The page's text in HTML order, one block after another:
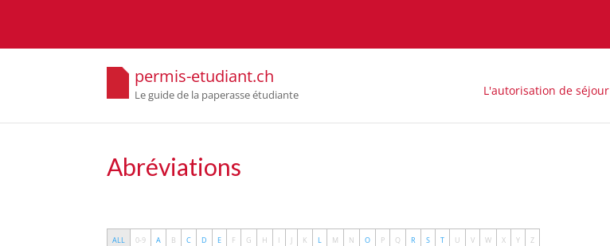
permis-etudiant.ch
Le guide de la paperasse étudiante L'autorisation de séjour
Abréviations
ALL 0-9 A B C D E F G H I J K L M N O P Q R S T U V W X Y Z